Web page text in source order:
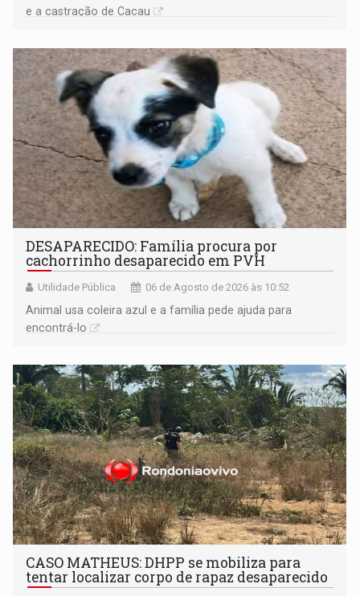
e a castração de Cacau
DESAPARECIDO: Família procura por
cachorrinho desaparecido em PVH
Utilidade Pública 06 de Agosto de 2026 às 10:52
Animal usa coleira azul e a família pede ajuda para
encontrá-lo
CASO MATHEUS: DHPP se mobiliza para
tentar localizar corpo de rapaz desaparecido